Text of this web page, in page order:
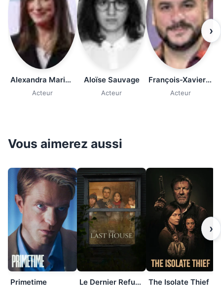
Alexandra Maria Lara
Acteur
Aloïse Sauvage
Acteur
François-Xavier Demaison
Acteur
›
Vous aimerez aussi
Primetime Le Dernier Refuge The Isolate Thief
›